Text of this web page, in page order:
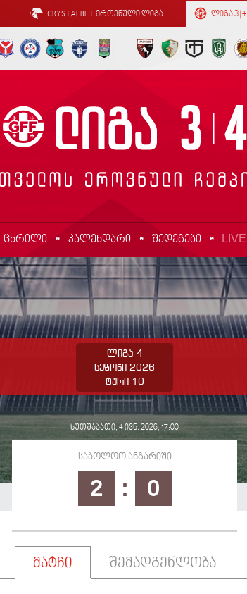
CRYSTALBET ეროვნული ლიგა ლიგა 3 | 4
ცხრილი კალენდარი შედეგები LIVE
ლიგა 4
სეზონი 2026
ტური 10
ხუთშაბათი, 4 ივნ. 2026, 17:00
საბოლოო ანგარიში
2 : 0
მატჩი შემადგენლობა